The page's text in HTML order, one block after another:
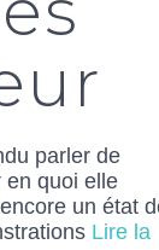
parler de
en quoi elle
un état
Lire la